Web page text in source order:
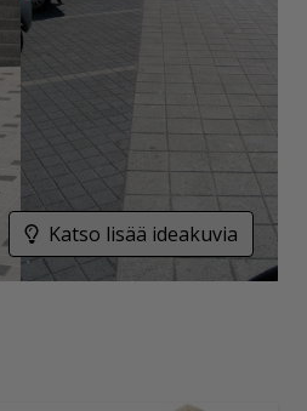
Katso lisää ideakuvia